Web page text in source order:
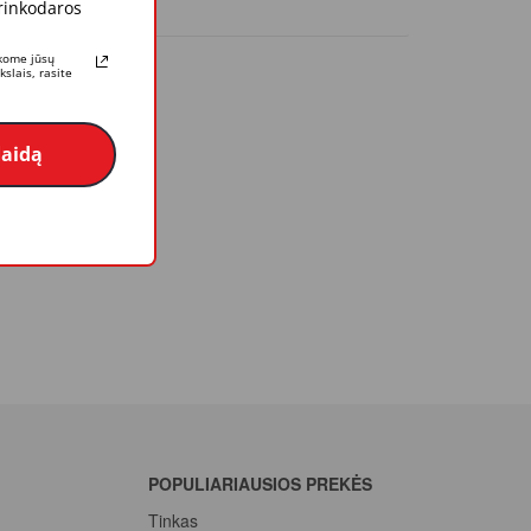
POPULIARIAUSIOS PREKĖS
Tinkas
jūsų
rasite